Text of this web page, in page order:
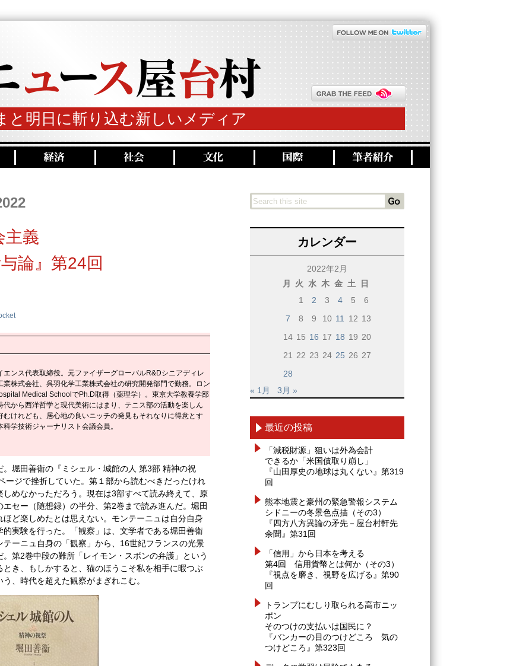
と明日に斬り込む新しいメディア
主義
論』第24回
エンス代表取締役。元ファイザーグローバルR&Dシニアディレ
業株式会社、呉羽化学工業株式会社の研究開発部門で勤務。ロン
Medical SchoolでPh.D取得（薬理学）。東京大学教養学部
代から西洋哲学と現代美術にはまり、テニス部の活動を楽しん
むけれども、居心地の良いニッチの発見もそれなりに得意とす
学技術ジャーナリスト会議会員。
堀田善衛の『ミシェル・城館の人 第3部 精神の祝
ージで挫折していた。第１部から読むべきだったけれ
めなかっただろう。現在は3部すべて読み終えて、原
セー（随想録）の半分、第2巻まで読み進んだ。堀田
ど楽しめたとは思えない。モンテーニュは自分自身
実験を行った。「観察」は、文学者である堀田善衛
ーニュ自身の「観察」から、16世紀フランスの光景
第2巻中段の難所「レイモン・スボンの弁護」という
き、もしかすると、猫のほうこそ私を相手に暇つぶ
、時代を超えた観察がまぎれこむ。
カレンダー
2022年2月
月
火 水 木 金 土
日
1
2 3 4 5
6
7
8 9 10 11 12 13
14 15 16 17 18 19 20
21
22 23 24 25 26 27
28
« 1月
3月 »
最近の投稿
「減税財源」狙いは外為会計
できるか「米国債取り崩し」
『山田厚史の地球は丸くない』第319
回
熊本地震と豪州の緊急警報システム
シドニーの冬景色点描（その3）
『四方八方異論の矛先－屋台村軒先
余聞』第31回
「信用」から日本を考える
第4回 信用貨幣とは何か（その3）
『視点を磨き、視野を広げる』第90
回
トランプにむしり取られる高市ニッ
ポン
そのつけの支払いは国民に？
『バンカーの目のつけどころ 気の
つけどころ』第323回